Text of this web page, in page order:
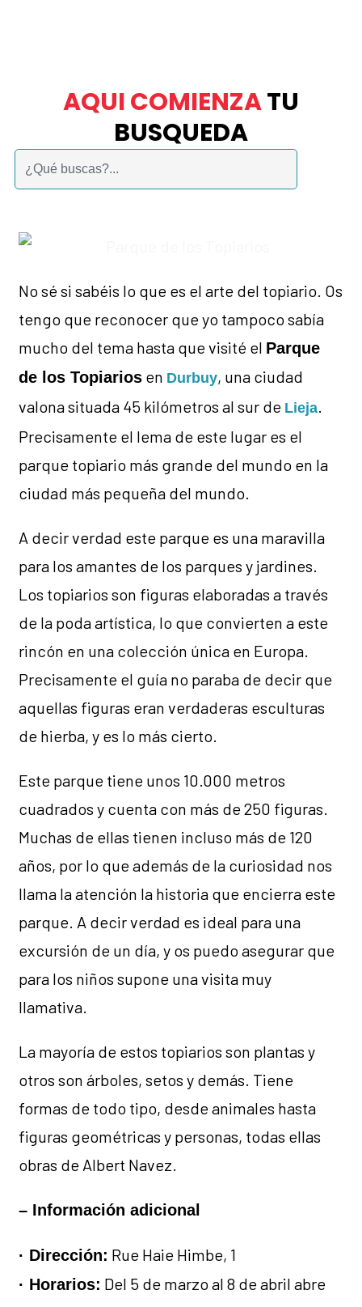
AQUI COMIENZATU
BUSQUEDA
Buscar:
No sé si sabéis lo que es el arte del topiario. Os
tengo que reconocer que yo tampoco sabía
mucho del tema hasta que visité el Parque
de los Topiarios en Durbuy, una ciudad
valona situada 45 kilómetros al sur de Lieja
Precisamente el lema de este lugar es el
parque topiario más grande del mundo en la
ciudad más pequeña del mundo.
A decir verdad este parque es una maravilla
para los amantes de los parques y jardines.
Los topiarios son figuras elaboradas a través
de la poda artística, lo que convierten a este
rincón en una colección única en Europa.
Precisamente el guía no paraba de decir que
aquellas figuras eran verdaderas esculturas
de hierba, y es lo más cierto.
Este parque tiene unos 10.000 metros
cuadrados y cuenta con más de 250 figuras.
Muchas de ellas tienen incluso más de 120
años, por lo que además de la curiosidad nos
llama la atención la historia que encierra este
parque. A decir verdad es ideal para una
excursión de un día, y os puedo asegurar que
para los niños supone una visita muy
llamativa.
La mayoría de estos topiarios son plantas y
otros son árboles, setos y demás. Tiene
formas de todo tipo, desde animales hasta
figuras geométricas y personas, todas ellas
obras de Albert Navez.
– Información adicional
· Dirección: Rue Haie Himbe, 1
· Horarios: Del 5 de marzo al 8 de abril abre